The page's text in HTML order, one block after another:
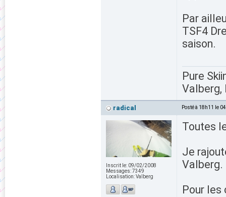
Par
TSF4
saison.
Pure
Valberg,
radical Posté à 18h11 le
Inscrit le: 09/02/2008
Messages:7349
Localisation:Valberg
Toutes
Je
Valberg.
Pour les